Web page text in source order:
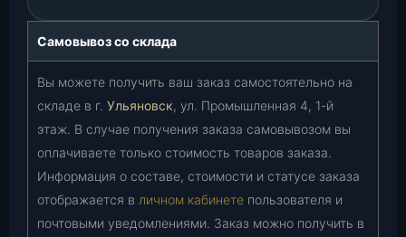
Самовывоз со склада
Вы можете получить ваш заказ самостоятельно на
складе в г. Ульяновск, ул. Промышленная 4, 1-й
этаж. В случае получения заказа самовывозом вы
оплачиваете только стоимость товаров заказа.
Информация о составе, стоимости и статусе заказа
отображается в личном кабинете пользователя и
почтовыми уведомлениями. Заказ можно получить в